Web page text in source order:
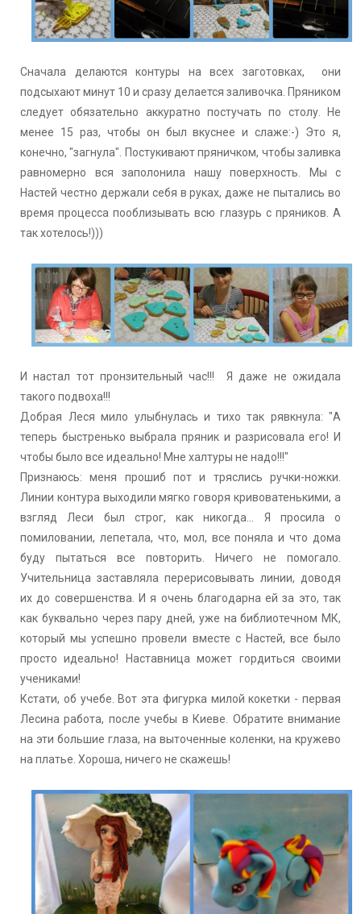
Сначала делаются контуры на всех заготовках, они
подсыхают минут 10 и сразу делается заливочка. Пряником
следует обязательно аккуратно постучать по столу. Не
менее 15 раз, чтобы он был вкуснее и слаже:-) Это я,
конечно, "загнула". Постукивают пряничком, чтобы заливка
равномерно вся заполонила нашу поверхность. Мы с
Настей честно держали себя в руках, даже не пытались во
время процесса пооблизывать всю глазурь с пряников. А
так хотелось!)))
И настал тот пронзительный час!!! Я даже не ожидала
такого подвоха!!!
Добрая Леся мило улыбнулась и тихо так рявкнула: "А
теперь быстренько выбрала пряник и разрисовала его! И
чтобы было все идеально! Мне халтуры не надо!!!"
Признаюсь: меня прошиб пот и тряслись ручки-ножки.
Линии контура выходили мягко говоря кривоватенькими, а
взгляд Леси был строг, как никогда... Я просила о
помиловании, лепетала, что, мол, все поняла и что дома
буду пытаться все повторить. Ничего не помогало.
Учительница заставляла перерисовывать линии, доводя
их до совершенства. И я очень благодарна ей за это, так
как буквально через пару дней, уже на библиотечном МК,
который мы успешно провели вместе с Настей, все было
просто идеально! Наставница может гордиться своими
учениками!
Кстати, об учебе. Вот эта фигурка милой кокетки - первая
Лесина работа, после учебы в Киеве. Обратите внимание
на эти большие глаза, на выточенные коленки, на кружево
на платье. Хороша, ничего не скажешь!